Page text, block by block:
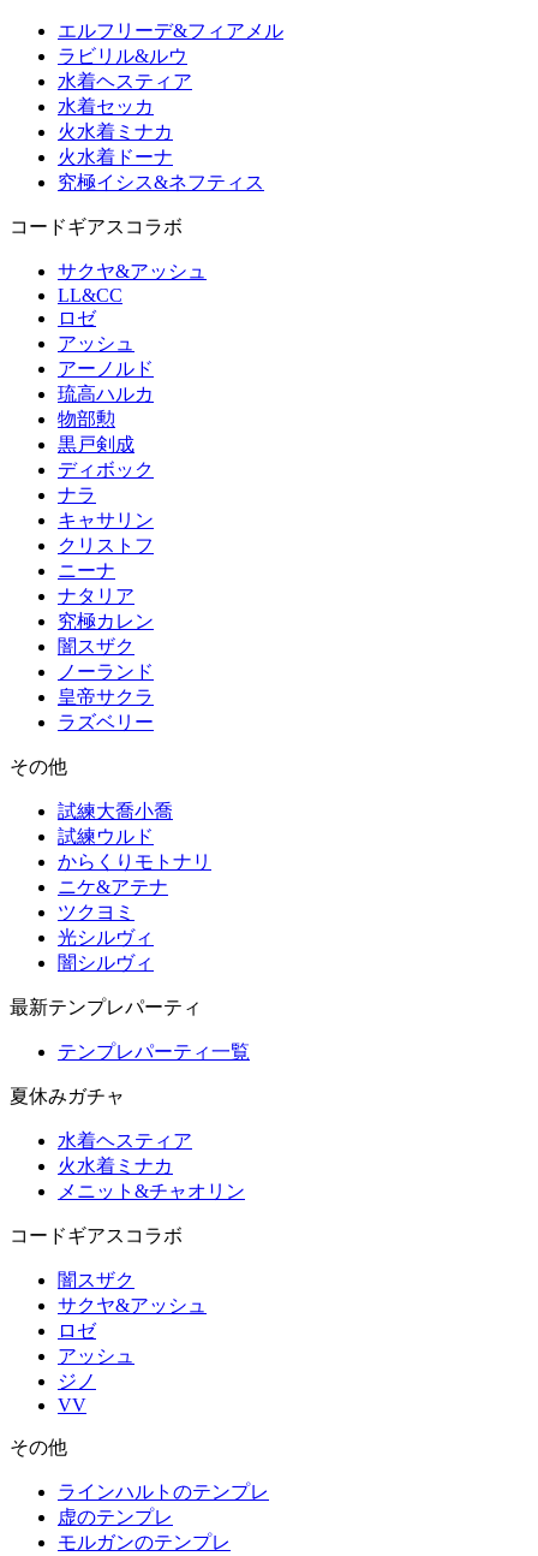
エルフリーデ&フィアメル
ラビリル&ルウ
水着ヘスティア
水着セッカ
火水着ミナカ
火水着ドーナ
究極イシス&ネフティス
コードギアスコラボ
サクヤ&アッシュ
LL&CC
ロゼ
アッシュ
アーノルド
琉高ハルカ
物部勲
黒戸剣成
ディボック
ナラ
キャサリン
クリストフ
ニーナ
ナタリア
究極カレン
闇スザク
ノーランド
皇帝サクラ
ラズベリー
その他
試練大喬小喬
試練ウルド
からくりモトナリ
ニケ&アテナ
ツクヨミ
光シルヴィ
闇シルヴィ
最新テンプレパーティ
テンプレパーティ一覧
夏休みガチャ
水着ヘスティア
火水着ミナカ
メニット&チャオリン
コードギアスコラボ
闇スザク
サクヤ&アッシュ
ロゼ
アッシュ
ジノ
VV
その他
ラインハルトのテンプレ
虚のテンプレ
モルガンのテンプレ